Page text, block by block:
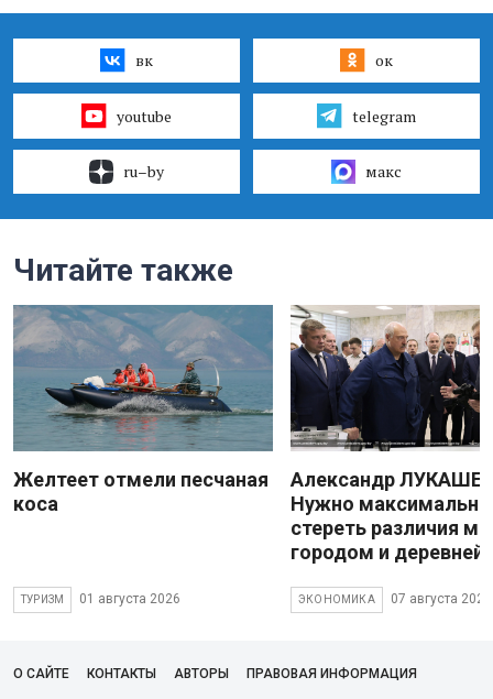
вк ок
youtube telegram
ru–by макс
Читайте также
Желтеет отмели песчаная
коса
ТУРИЗМ 01 августа 2026
Александр
Нужно максимально
стереть различия
городом и деревней
ЭКОНОМИКА 07 августа 2026
О САЙТЕ КОНТАКТЫ АВТОРЫ ПРАВОВАЯ ИНФОРМАЦИЯ